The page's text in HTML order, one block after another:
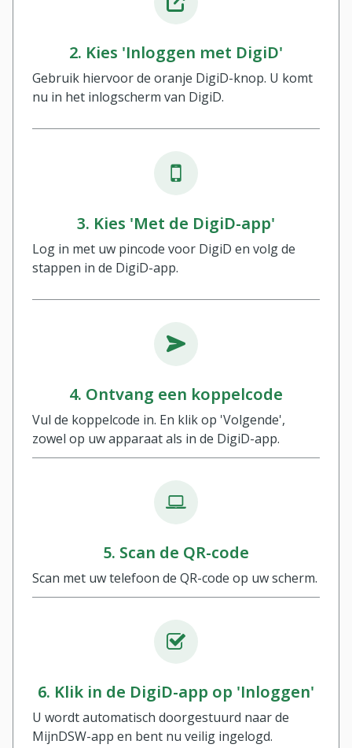
2. Kies 'Inloggen met DigiD'
Gebruik hiervoor de oranje DigiD-knop. U komt
nu in het inlogscherm van DigiD.
3. Kies 'Met de DigiD-app'
Log in met uw pincode voor DigiD en volg de
stappen in de DigiD-app.
4. Ontvang een koppelcode
Vul de koppelcode in. En klik op 'Volgende',
zowel op uw apparaat als in de DigiD-app.
5. Scan de QR-code
Scan met uw telefoon de QR-code op uw scherm.
6. Klik in de DigiD-app op 'Inloggen'
U wordt automatisch doorgestuurd naar de
MijnDSW-app en bent nu veilig ingelogd.